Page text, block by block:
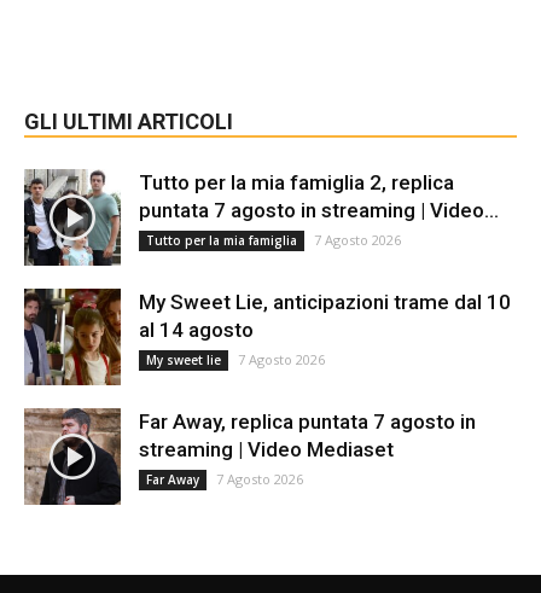
GLI ULTIMI ARTICOLI
Tutto per la mia famiglia 2, replica
puntata 7 agosto in streaming | Video...
Tutto per la mia famiglia 7 Agosto 2026
My Sweet Lie, anticipazioni trame dal 10
al 14 agosto
My sweet lie 7 Agosto 2026
Far Away, replica puntata 7 agosto in
streaming | Video Mediaset
Far Away 7 Agosto 2026